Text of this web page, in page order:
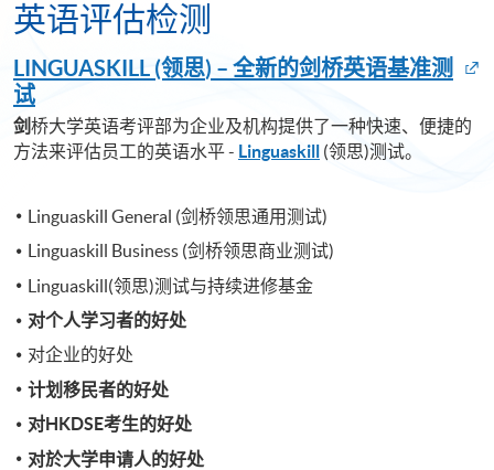
英语评估检测
LINGUASKILL (领思) – 全新的剑桥英语基准测
试
剑桥大学英语考评部为企业及机构提供了一种快速、便捷的
方法来评估员工的英语水平 - Linguaskill (领思)测试。
Linguaskill General (剑桥领思通用测试)
Linguaskill Business (剑桥领思商业测试)
Linguaskill(领思)测试与持续进修基金
对个人学习者的好处
对企业的好处
计划移民者的好处
对HKDSE考生的好处
对於大学申请人的好处